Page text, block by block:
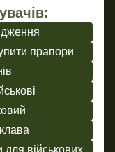
прапори